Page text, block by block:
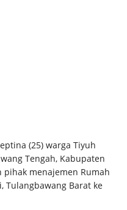
(25) warga Tiyuh
Tengah, Kabupaten
menajemen Rumah
Tulangbawang Barat ke